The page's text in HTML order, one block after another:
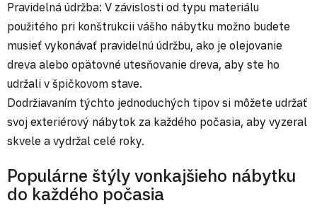
Pravidelná údržba: V závislosti od typu materiálu
použitého pri konštrukcii vášho nábytku možno budete
musieť vykonávať pravidelnú údržbu, ako je olejovanie
dreva alebo opätovné utesňovanie dreva, aby ste ho
udržali v špičkovom stave.
Dodržiavaním týchto jednoduchých tipov si môžete udržať
svoj exteriérový nábytok za každého počasia, aby vyzeral
skvele a vydržal celé roky.
Populárne štýly vonkajšieho nábytku
do každého počasia